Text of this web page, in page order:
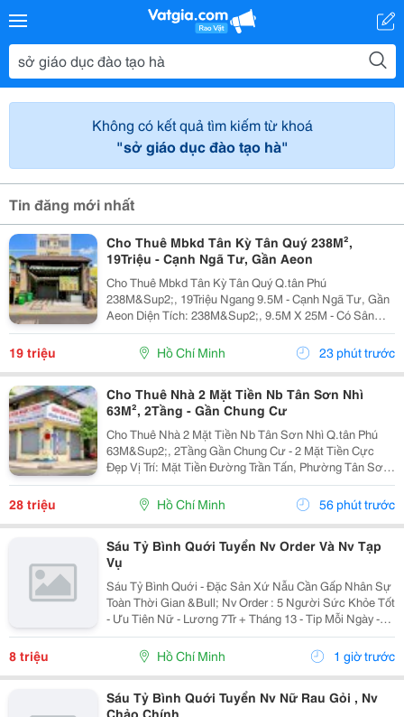
Không có kết quả tìm kiếm từ khoá
"sở giáo dục đào tạo hà"
Tin đăng mới nhất
Cho Thuê Mbkd Tân Kỳ Tân Quý 238M²,
19Triệu - Cạnh Ngã Tư, Gần Aeon
Cho Thuê Mbkd Tân Kỳ Tân Quý Q.tân Phú
238M&Sup2;, 19Triệu Ngang 9.5M - Cạnh Ngã Tư, Gần
Aeon Diện Tích: 238M&Sup2;, 9.5M X 25M - Có Sân
Cực Rộng Kết Cấu: 1Trệt Trống Suốt, Có 2 Pn Thích
Hợp: Quán Ăn,Cafe, Spa-Nails, Shop Điện Thoại, Phụ
Kiện,...
19 triệu Hồ Chí Minh 23 phút trước
Cho Thuê Nhà 2 Mặt Tiền Nb Tân Sơn Nhì
63M², 2Tầng - Gần Chung Cư
Cho Thuê Nhà 2 Mặt Tiền Nb Tân Sơn Nhì Q.tân Phú
63M&Sup2;, 2Tầng Gần Chung Cư - 2 Mặt Tiền Cực
Đẹp Vị Trí: Mặt Tiền Đường Trần Tấn, Phường Tân Sơn
Nhì, Quận Tân Phú, Tp.hcm Diện Tích: 63M&Sup2;, 9M
X 7M Kết Cấu: Trệt, 1 Lầu &Ndash; Gồm 1...
28 triệu Hồ Chí Minh 56 phút trước
Sáu Tỷ Bình Quới Tuyển Nv Order Và Nv Tạp
Vụ
Sáu Tỷ Bình Quới - Đặc Sản Xứ Nẫu Cần Gấp Nhân Sự
Toàn Thời Gian &Bull; Nv Order : 5 Người Sức Khỏe Tốt
- Ưu Tiên Nữ - Lương 7Tr + Tháng 13 - Tip Mỗi Ngày -
Có Ca Suốt Hoặc Ca Gãy - Tháng 2 Ngày Off - Lễ X 2 -
Được Nghỉ Tết Nđ ...
8 triệu Hồ Chí Minh 1 giờ trước
Sáu Tỷ Bình Quới Tuyển Nv Nữ Rau Gỏi , Nv
Chảo Chính